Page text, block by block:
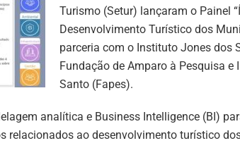
Turismo (Setur) lançaram o Painel
Desenvolvimento Turístico dos
parceria com o Instituto Jones dos
Fundação de Amparo à Pesquisa e
Santo (Fapes).
analítica e Business Intelligence (BI)
relacionados ao desenvolvimento turístico